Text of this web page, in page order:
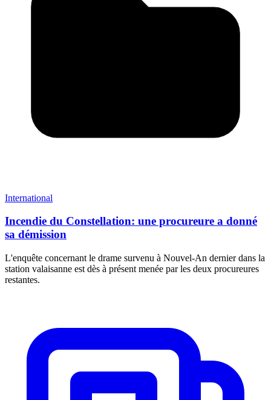
International
Incendie du Constellation: une procureure a donné
sa démission
L'enquête concernant le drame survenu à Nouvel-An dernier dans la
station valaisanne est dès à présent menée par les deux procureures
restantes.